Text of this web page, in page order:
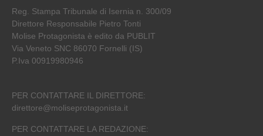
Reg. Stampa Tribunale di Isernia n. 300/09
Direttore Responsabile Pietro Tonti
Molise Protagonista è edito da PUBLIT
Via Veneto SNC 86070 Fornelli (IS)
P.Iva 00919980946
PER CONTATTARE IL DIRETTORE:
direttore@moliseprotagonista.it
PER CONTATTARE LA REDAZIONE: